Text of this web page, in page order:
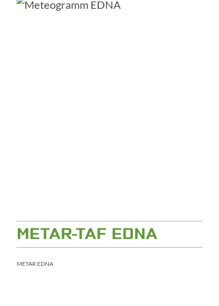
METAR-TAF EDNA
METAR EDNA